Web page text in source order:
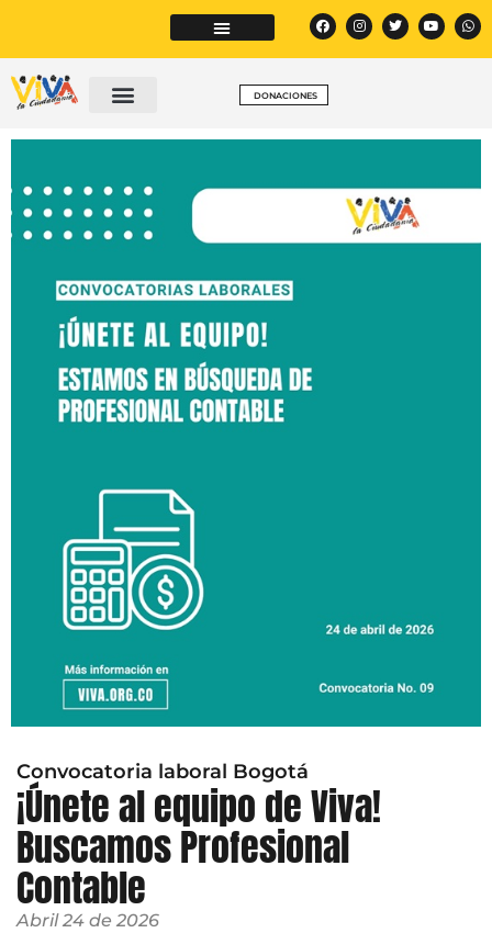
DONACIONES
Convocatoria laboral Bogotá
¡Únete al equipo de Viva!
Buscamos Profesional
Contable
Abril 24 de 2026